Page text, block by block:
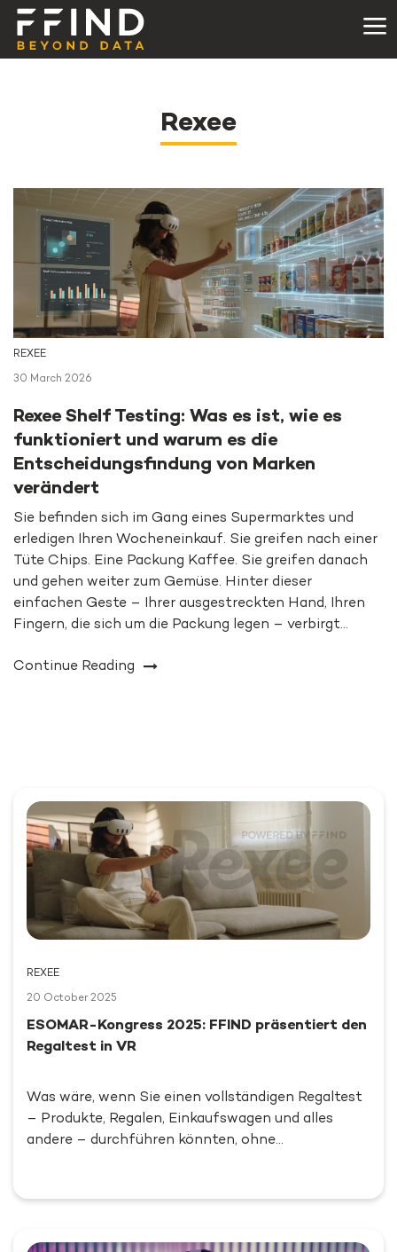
Rexee
REXEE
30 March 2026
Rexee Shelf Testing: Was es ist, wie es
funktioniert und warum es die
Entscheidungsfindung von Marken
verändert
Sie befinden sich im Gang eines Supermarktes und
erledigen Ihren Wocheneinkauf. Sie greifen nach einer
Tüte Chips. Eine Packung Kaffee. Sie greifen danach
und gehen weiter zum Gemüse. Hinter dieser
einfachen Geste – Ihrer ausgestreckten Hand, Ihren
Fingern, die sich um die Packung legen – verbirgt…
Continue Reading
REXEE
20 October 2025
ESOMAR-Kongress 2025: FFIND präsentiert den
Regaltest in VR
Was wäre, wenn Sie einen vollständigen Regaltest
– Produkte, Regalen, Einkaufswagen und alles
andere – durchführen könnten, ohne…